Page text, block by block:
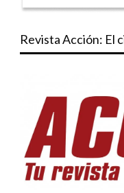
Revista Acción: El